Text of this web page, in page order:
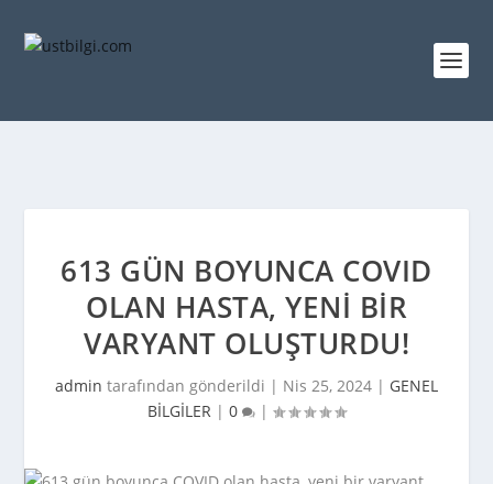
613 GÜN BOYUNCA COVID
OLAN HASTA, YENI BIR
VARYANT OLUŞTURDU!
admin tarafından gönderildi | Nis 25, 2024 | GENEL
BİLGİLER | 0 |